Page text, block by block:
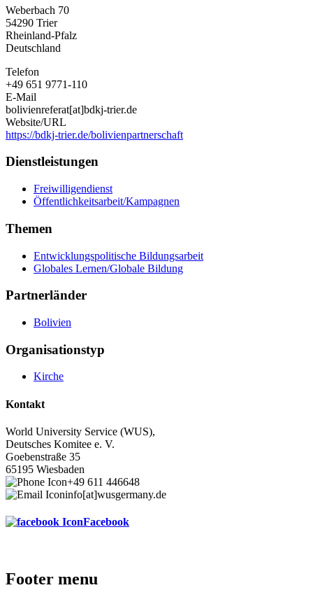
Weberbach 70
54290 Trier
Rheinland-Pfalz
Deutschland
Telefon
+49 651 9771-110
E-Mail
bolivienreferat[at]bdkj-trier.de
Website/URL
https://bdkj-trier.de/bolivienpartnerschaft
Dienstleistungen
Freiwilligendienst
Öffentlichkeitsarbeit/Kampagnen
Themen
Entwicklungspolitische Bildungsarbeit
Globales Lernen/Globale Bildung
Partnerländer
Bolivien
Organisationstyp
Kirche
Kontakt
World University Service (WUS),
Deutsches Komitee e. V.
Goebenstraße 35
65195 Wiesbaden
+49 611 446648
info[at]wusgermany.de
Facebook
Footer menu